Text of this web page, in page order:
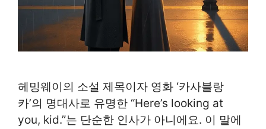
헤밍웨이의 소설 제목이자 영화 ‘카사블랑
카’의 명대사로 유명한 “Here’s looking at
you, kid.”는 단순한 인사가 아니에요. 이 말에